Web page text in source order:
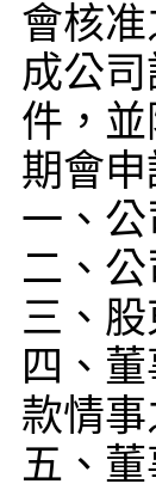
會核
成公
件，
期會
一、
二、
三、
四、
款情
五、